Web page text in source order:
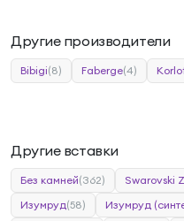
Другие производители
Bibigi(8) Faberge(4)
Другие вставки
Без камней(362) Swarovski
Изумруд(58) Изумруд